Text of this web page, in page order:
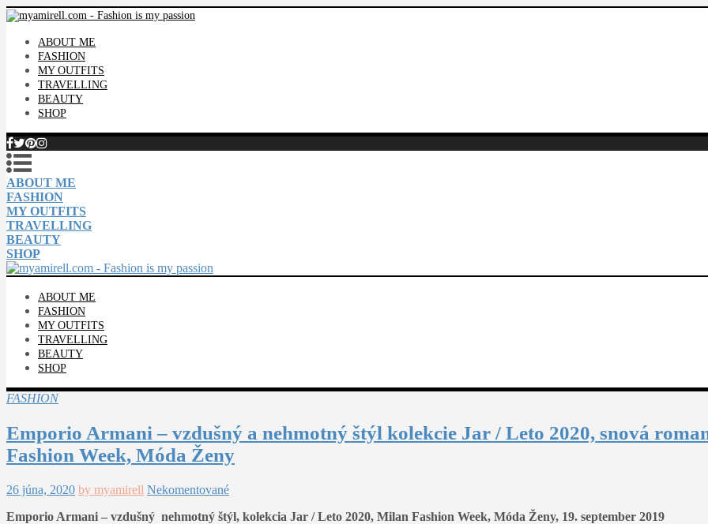
ABOUT ME
FASHION
MY OUTFITS
TRAVELLING
BEAUTY
SHOP
ABOUT ME
FASHION
MY OUTFITS
TRAVELLING
BEAUTY
SHOP
ABOUT ME
FASHION
MY OUTFITS
TRAVELLING
BEAUTY
SHOP
FASHION
Emporio Armani – vzdušný a nehmotný štýl kolekcie Jar / Leto 2020, snová
Fashion Week, Móda Ženy
26 júna, 2020 by myamirell Nekomentované
Emporio Armani – vzdušný nehmotný štýl, kolekcia Jar / Leto 2020, Milan Fashion Week, Móda Ženy, 19. september 2019